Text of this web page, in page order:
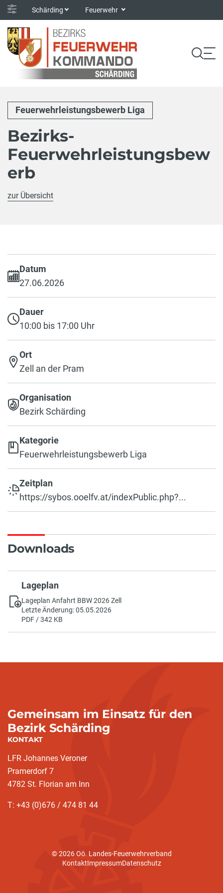
Schärding Feuerwehr
Feuerwehrleistungsbewerb Liga
Bezirks-
Feuerwehrleistungsbew
erb
zur Übersicht
Datum
27.06.2026
Dauer
10:00 bis 17:00 Uhr
Ort
Zell an der Pram
Organisation
Bezirk Schärding
Kategorie
Feuerwehrleistungsbewerb Liga
Zeitplan
https://sybos.ooelfv.at/indexPublic.php?...
Downloads
Lageplan
Lageplan Anfahrt BBW 2026 Zell
Letzte Änderung: 05.05.2026
PDF / 342 KB
Gemeinsam im Einsatz für den
Bezirk Schärding
KONTAKT
LFR Johannes Veroner
Pramerdorf 7
4782 St. Florian am Inn
T: +43 (0)676 / 474 81 44
© 2026 Oö. Landes-Feuerwehrverband
KontaktImpressumDatenschutz